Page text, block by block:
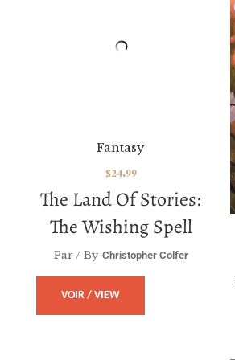
The Land Of Stories:
The Wishing Spell
Fantasy
$24.99